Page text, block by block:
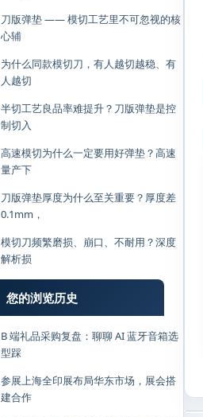
刀版弹垫 —— 模切工艺里不可忽视的核
心辅
为什么同款模切刀，有人越切越稳、有
人越切
半切工艺良品率难提升？刀版弹垫是控
制切入
高速模切为什么一定要用好弹垫？高速
量产下
刀版弹垫厚度为什么至关重要？厚度差
0.1mm，
模切刀频繁磨损、崩口、不耐用？深度
解析损
您的浏览历史
B 端礼品采购复盘：聊聊 AI 蓝牙音箱选
型踩
参展上海全印展布局华东市场，展会搭
建合作